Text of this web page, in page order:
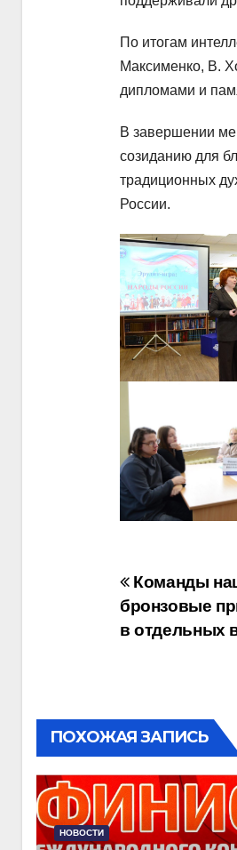
По итогам
Максименко, В.
дипломами и
В завершении
созиданию для
традиционных
России.
по
Команды
бронзовые
в отдельных
ПОХОЖАЯ ЗАПИСЬ
НОВОСТИ